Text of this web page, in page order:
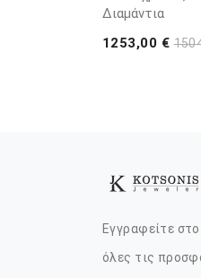
Διαμάντια
1253,00 €
Εγγραφείτε
όλες τις